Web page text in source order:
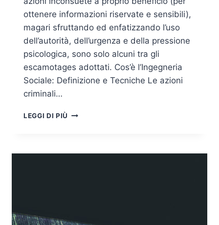
ottenere informazioni riservate e sensibili),
magari sfruttando ed enfatizzando l’uso
dell’autorità, dell’urgenza e della pressione
psicologica, sono solo alcuni tra gli
escamotages adottati. Cos’è l’Ingegneria
Sociale: Definizione e Tecniche Le azioni
criminali…
LEGGI DI PIÙ
SOCIALE